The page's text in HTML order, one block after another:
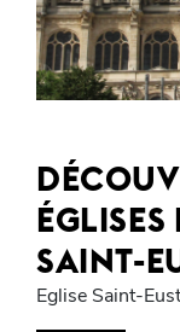
SAINT-
Eglise Saint-